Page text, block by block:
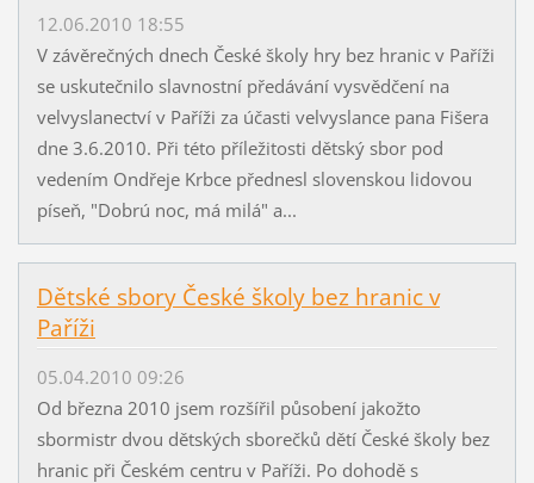
12.06.2010 18:55
V závěrečných dnech České školy hry bez hranic v Paříži
se uskutečnilo slavnostní předávání vysvědčení na
velvyslanectví v Paříži za účasti velvyslance pana Fišera
dne 3.6.2010. Při této příležitosti dětský sbor pod
vedením Ondřeje Krbce přednesl slovenskou lidovou
píseň, "Dobrú noc, má milá" a...
Dětské sbory České školy bez hranic v
Paříži
05.04.2010 09:26
Od března 2010 jsem rozšířil působení jakožto
sbormistr dvou dětských sborečků dětí České školy bez
hranic při Českém centru v Paříži. Po dohodě s